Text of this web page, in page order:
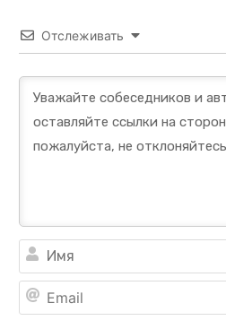
Отслеживать